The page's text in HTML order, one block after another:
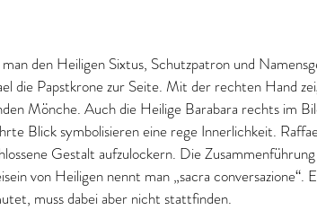
den Heiligen Sixtus, Schutzpatron und
die Papstkrone zur Seite. Mit der rechten Hand
Mönche. Auch die Heilige Barabara rechts im
Blick symbolisieren eine rege Innerlichkeit.
Gestalt aufzulockern. Die
von Heiligen nennt man „sacra conversazione“.
muss dabei aber nicht stattfinden.